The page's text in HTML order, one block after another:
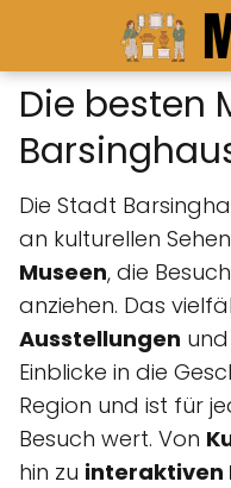
Die besten
Die Stadt
an kulturellen
Museen, die
anziehen. Das
Ausstellungen und
Einblicke in die
Region und ist für
Besuch wert. Von
hin zu interaktiven